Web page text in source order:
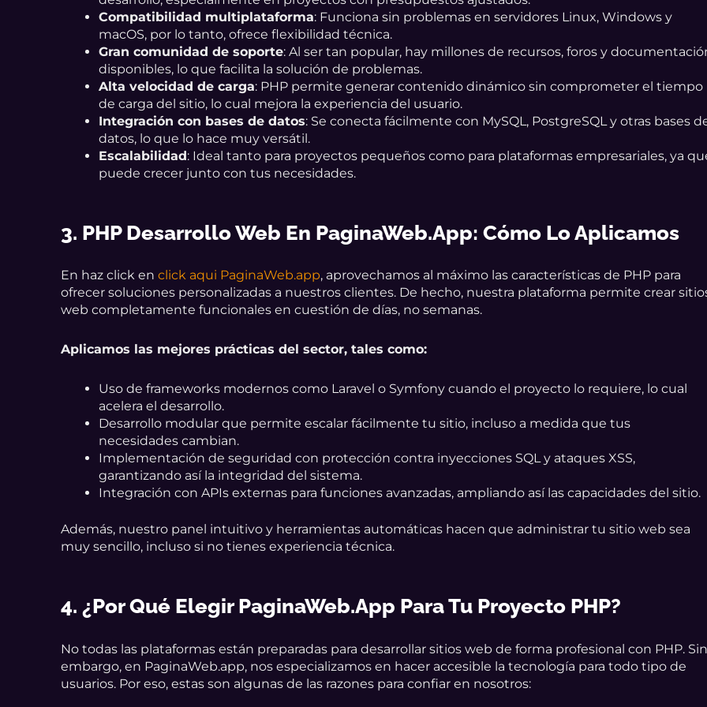
Compatibilidad multiplataforma: Funciona sin problemas en servidores Linux, Windows y
macOS, por lo tanto, ofrece flexibilidad técnica.
Gran comunidad de soporte: Al ser tan popular, hay millones de recursos, foros y
disponibles, lo que facilita la solución de problemas.
Alta velocidad de carga: PHP permite generar contenido dinámico sin comprometer el tiempo
de carga del sitio, lo cual mejora la experiencia del usuario.
Integración con bases de datos: Se conecta fácilmente con MySQL, PostgreSQL y otras bases
datos, lo que lo hace muy versátil.
Escalabilidad: Ideal tanto para proyectos pequeños como para plataformas empresariales, ya
puede crecer junto con tus necesidades.
3. PHP Desarrollo Web En PaginaWeb.app: Cómo Lo Aplicamos
En haz click enclick aqui PaginaWeb.app, aprovechamos al máximo las características de PHP para
ofrecer soluciones personalizadas a nuestros clientes. De hecho, nuestra plataforma permite crear
web completamente funcionales en cuestión de días, no semanas.
Aplicamos las mejores prácticas del sector, tales como:
Uso de frameworks modernos como Laravel o Symfony cuando el proyecto lo requiere, lo cual
acelera el desarrollo.
Desarrollo modular que permite escalar fácilmente tu sitio, incluso a medida que tus
necesidades cambian.
Implementación de seguridad con protección contra inyecciones SQL y ataques XSS,
garantizando así la integridad del sistema.
Integración con APIs externas para funciones avanzadas, ampliando así las capacidades del sitio.
Además, nuestro panel intuitivo y herramientas automáticas hacen que administrar tu sitio web sea
muy sencillo, incluso si no tienes experiencia técnica.
4. ¿Por Qué Elegir PaginaWeb.app Para Tu Proyecto PHP?
No todas las plataformas están preparadas para desarrollar sitios web de forma profesional con PHP. Sin
embargo, en PaginaWeb.app, nos especializamos en hacer accesible la tecnología para todo tipo de
usuarios. Por eso, estas son algunas de las razones para confiar en nosotros: